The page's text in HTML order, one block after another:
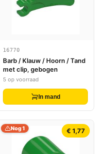
16770
Barb / Klauw / Hoorn / Tand
met clip, gebogen
5 op voorraad
In mand
€ 1,77
Nog 1